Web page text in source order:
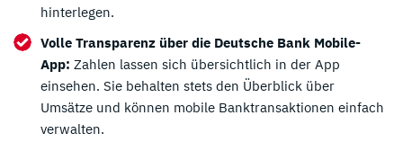
hinterlegen.
Volle Transparenz über die Deutsche Bank Mobile-
App: Zahlen lassen sich übersichtlich in der App
einsehen. Sie behalten stets den Überblick über
Umsätze und können mobile Banktransaktionen einfach
verwalten.